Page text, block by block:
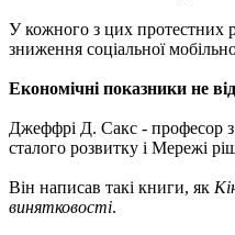
У кожного з цих протестних
зниження соціальної
Економічні показники не
Джеффрі Д. Сакс - професор з
сталого розвитку і Мережі
Він написав такі книги, як
винятковості.